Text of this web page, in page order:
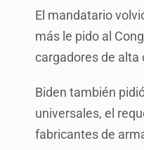
El mandatario
más le pido al
cargadores de alta
Biden también
universales, el
fabricantes de